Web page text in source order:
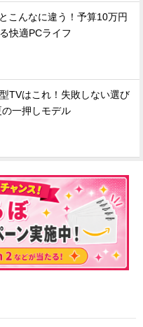
こんなに違う！予算10万円
快適PCライフ
TVはこれ！失敗しない選び
一押しモデル